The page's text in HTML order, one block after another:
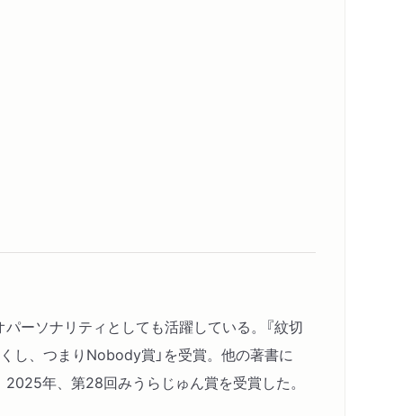
ーソナリティとしても活躍している。『紋切
し、つまりNobody賞」を受賞。他の著書に
。2025年、第28回みうらじゅん賞を受賞した。